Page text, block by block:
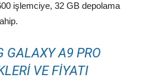
işlemciye, 32 GB depolama
GALAXY A9 PRO
VE FIYATI